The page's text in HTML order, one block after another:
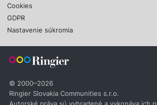
Cookies
GDPR
Nastavenie súkromia
© 2000–2026
Ringier Slovakia Communities s.r.o.